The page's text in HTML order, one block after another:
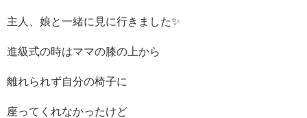
主人、娘と一緒に見に行きました✨
進級式の時はママの膝の上から
離れられず自分の椅子に
座ってくれなかったけど